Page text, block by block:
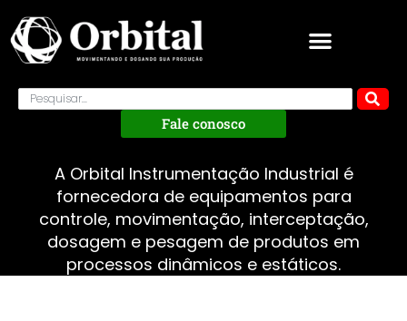
Fale conosco
A Orbital Instrumentação Industrial é
fornecedora de equipamentos para
controle, movimentação, interceptação,
dosagem e pesagem de produtos em
processos dinâmicos e estáticos.